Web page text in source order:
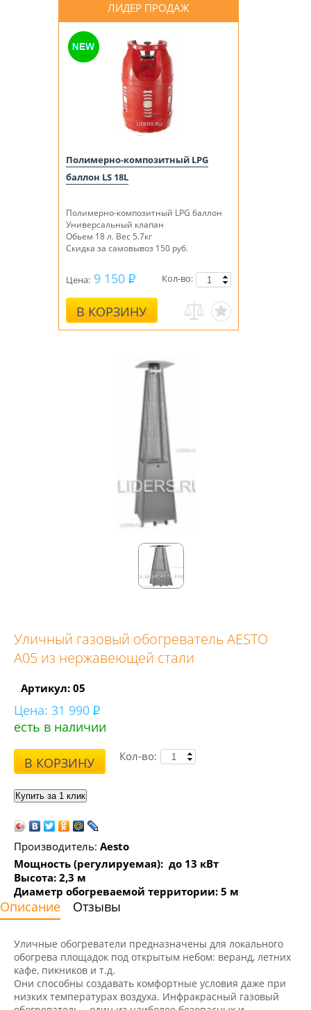
ЛИДЕР ПРОДАЖ
Полимерно-композитный LPG
баллон LS 18L
Полимерно-композитный LPG баллон
Универсальный клапан
Обьем 18 л. Вес 5.7кг
Скидка за самовывоз 150 руб.
Цена: 9 150
В КОРЗИНУ
Кол-во:
Уличный газовый обогреватель AESTO
A05 из нержавеющей стали
Артикул: 05
Цена: 31 990
есть в наличии
В КОРЗИНУ Кол-во:
Производитель: Aesto
Мощность (регулируемая): до 13 кВт
Высота: 2,3 м
Диаметр обогреваемой территории: 5 м
Описание Отзывы
Уличные обогреватели предназначены для локального
обогрева площадок под открытым небом: веранд, летних
кафе, пикников и т.д.
Они способны создавать комфортные условия даже при
низких температурах воздуха. Инфракрасный газовый